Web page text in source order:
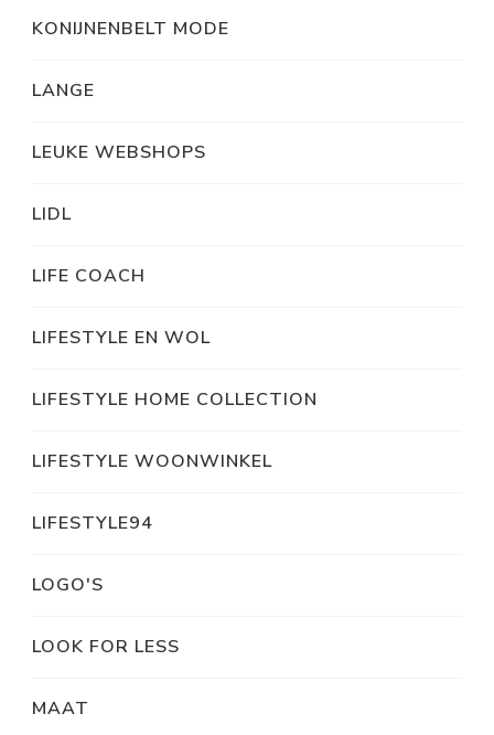
KONIJNENBELT MODE
LANGE
LEUKE WEBSHOPS
LIDL
LIFE COACH
LIFESTYLE EN WOL
LIFESTYLE HOME COLLECTION
LIFESTYLE WOONWINKEL
LIFESTYLE94
LOGO'S
LOOK FOR LESS
MAAT